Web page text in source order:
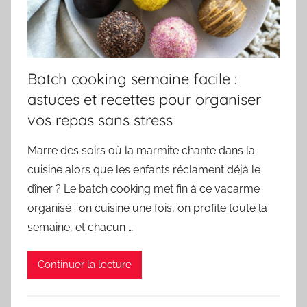
Batch cooking semaine facile :
astuces et recettes pour organiser
vos repas sans stress
Marre des soirs où la marmite chante dans la
cuisine alors que les enfants réclament déjà le
dîner ? Le batch cooking met fin à ce vacarme
organisé : on cuisine une fois, on profite toute la
semaine, et chacun …
Continuer la lecture